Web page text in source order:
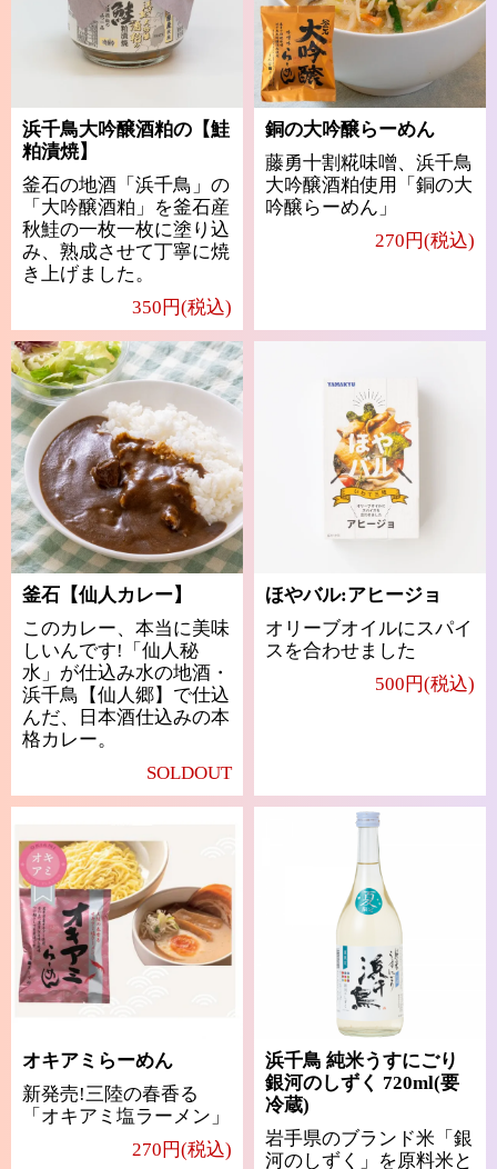
浜千鳥大吟醸酒粕の【鮭
粕漬焼】
釜石の地酒「浜千鳥」の
「大吟醸酒粕」を釜石産
秋鮭の一枚一枚に塗り込
み、熟成させて丁寧に焼
き上げました。
350円(税込)
銅の大吟醸らーめん
藤勇十割糀味噌、浜千鳥
大吟醸酒粕使用「銅の大
吟醸らーめん」
270円(税込)
釜石【仙人カレー】
このカレー、本当に美味
しいんです!「仙人秘
水」が仕込み水の地酒・
浜千鳥【仙人郷】で仕込
んだ、日本酒仕込みの本
格カレー。
SOLDOUT
ほやバル:アヒージョ
オリーブオイルにスパイ
スを合わせました
500円(税込)
オキアミらーめん
新発売!三陸の春香る
「オキアミ塩ラーメン」
270円(税込)
浜千鳥 純米うすにごり
銀河のしずく 720ml(要
冷蔵)
岩手県のブランド米「銀
河のしずく」を原料米と